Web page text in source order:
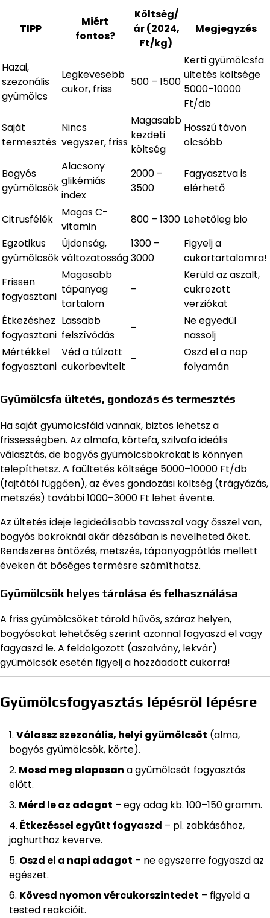
TIPP
Miért
fontos?
Költség/
ár (2024,
Ft/kg)
Megjegyzés
Hazai,
szezonális
gyümölcs
Legkevesebb
cukor, friss
500 – 1500
Kerti gyümölcsfa
ültetés költsége
5000–10000
Ft/db
Saját
termesztés
Nincs
vegyszer, friss
Magasabb
kezdeti
költség
Hosszú távon
olcsóbb
Bogyós
gyümölcsök
Alacsony
glikémiás
index
2000 –
3500
Fagyasztva is
elérhető
Citrusfélék
Magas C-
vitamin
800 – 1300 Lehetőleg bio
Egzotikus
gyümölcsök
Újdonság,
változatosság
1300 –
3000
Figyelj a
cukortartalomra!
Frissen
fogyasztani
Magasabb
tápanyag
tartalom
–
Kerüld az aszalt,
cukrozott
verziókat
Étkezéshez
fogyasztani
Lassabb
felszívódás
–
Ne egyedül
nassolj
Mértékkel
fogyasztani
Véd a túlzott
cukorbevitelt
–
Oszd el a nap
folyamán
Gyümölcsfa ültetés, gondozás és termesztés
Ha saját gyümölcsfáid vannak, biztos lehetsz a
frissességben. Az almafa, körtefa, szilvafa ideális
választás, de bogyós gyümölcsbokrokat is könnyen
telepíthetsz. A faültetés költsége 5000–10000 Ft/db
(fajtától függően), az éves gondozási költség (trágyázás,
metszés) további 1000–3000 Ft lehet évente.
Az ültetés ideje legideálisabb tavasszal vagy ősszel van,
bogyós bokroknál akár dézsában is nevelheted őket.
Rendszeres öntözés, metszés, tápanyagpótlás mellett
éveken át bőséges termésre számíthatsz.
Gyümölcsök helyes tárolása és felhasználása
A friss gyümölcsöket tárold hűvös, száraz helyen,
bogyósokat lehetőség szerint azonnal fogyaszd el vagy
fagyaszd le. A feldolgozott (aszalvány, lekvár)
gyümölcsök esetén figyelj a hozzáadott cukorra!
Gyümölcsfogyasztás lépésről lépésre
Válassz szezonális, helyi gyümölcsöt (alma,
bogyós gyümölcsök, körte).
Mosd meg alaposan a gyümölcsöt fogyasztás
előtt.
Mérd le az adagot – egy adag kb. 100–150 gramm.
Étkezéssel együtt fogyaszd – pl. zabkásához,
joghurthoz keverve.
Oszd el a napi adagot – ne egyszerre fogyaszd az
egészet.
Kövesd nyomon vércukorszintedet – figyeld a
tested reakcióit.